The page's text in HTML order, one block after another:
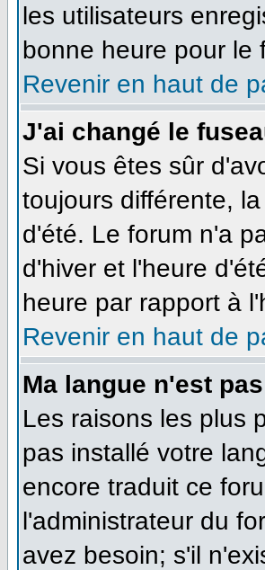
les utilisateurs
bonne heure pour le
Revenir en haut de
J'ai changé le
Si vous êtes sûr
toujours différente,
d'été. Le forum n'a
d'hiver et l'heure
heure par rapport à
Revenir en haut de
Ma langue n'est
Les raisons les plus
pas installé votre
encore traduit ce
l'administrateur du
avez besoin; s'il